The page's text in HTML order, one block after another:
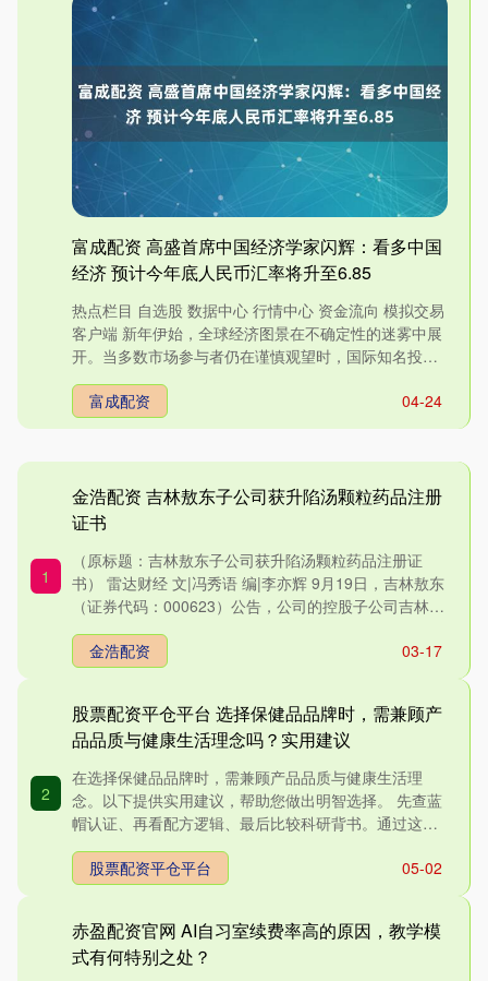
富成配资 高盛首席中国经济学家闪辉：看多中国
经济 预计今年底人民币汇率将升至6.85
热点栏目 自选股 数据中心 行情中心 资金流向 模拟交易
客户端 新年伊始，全球经济图景在不确定性的迷雾中展
开。当多数市场参与者仍在谨慎观望时，国际知名投行
04-24
富成配资
1
金浩配资 吉林敖东子公司获升陷汤颗粒药品注册
证书
（原标题：吉林敖东子公司获升陷汤颗粒药品注册证
书） 雷达财经 文|冯秀语 编|李亦辉 9月19日，吉林敖东
（证券代码：000623）公告，公司的控股子公司吉林
03-17
金浩配资
2
股票配资平仓平台 选择保健品品牌时，需兼顾产
品品质与健康生活理念吗？实用建议
在选择保健品品牌时，需兼顾产品品质与健康生活理
念。以下提供实用建议，帮助您做出明智选择。 先查蓝
帽认证、再看配方逻辑、最后比较科研背书。通过这三
05-02
股票配资平仓平台
赤盈配资官网 AI自习室续费率高的原因，教学模
式有何特别之处？